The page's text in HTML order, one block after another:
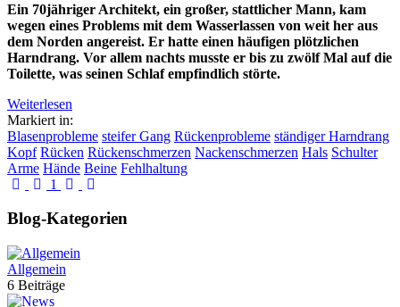
Ein 70jähriger Architekt, ein großer, stattlicher Mann, kam
wegen eines Problems mit dem Wasserlassen von weit her aus
dem Norden angereist. Er hatte einen häufigen plötzlichen
Harndrang. Vor allem nachts musste er bis zu zwölf Mal auf die
Toilette, was seinen Schlaf empfindlich störte.
Weiterlesen
Markiert in:
Blasenprobleme steifer Gang Rückenprobleme ständiger Harndrang
Kopf Rücken Rückenschmerzen Nackenschmerzen Hals Schulter
Arme Hände Beine Fehlhaltung
First Page
Previous Page
1 Next Page
Blog-Kategorien
Allgemein
6 Beiträge